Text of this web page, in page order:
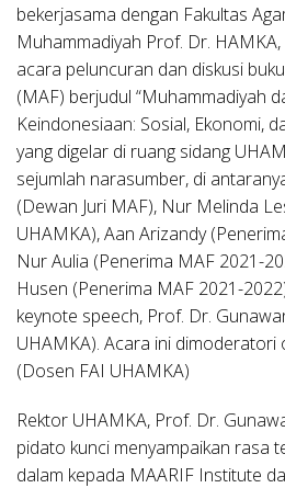
bekerjasama dengan Fakultas
Muhammadiyah Prof. Dr.
acara peluncuran dan diskusi
(MAF) berjudul “Muhammadiyah
Keindonesiaan: Sosial, Ekonomi,
yang digelar di ruang sidang
sejumlah narasumber, di
(Dewan Juri MAF), Nur Melinda
UHAMKA), Aan Arizandy
Nur Aulia (Penerima MAF 2021-
Husen (Penerima MAF 2021-
keynote speech, Prof. Dr.
UHAMKA). Acara ini dimoderatori
(Dosen FAI UHAMKA)
Rektor UHAMKA, Prof. Dr.
pidato kunci menyampaikan rasa
dalam kepada MAARIF Institute